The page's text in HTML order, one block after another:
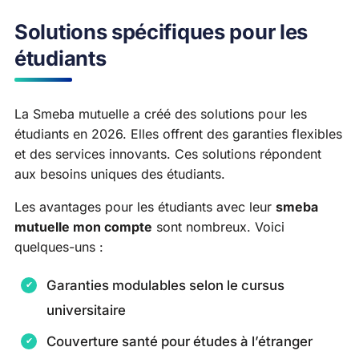
Solutions spécifiques pour les
étudiants
La Smeba mutuelle a créé des solutions pour les
étudiants en 2026. Elles offrent des garanties flexibles
et des services innovants. Ces solutions répondent
aux besoins uniques des étudiants.
Les avantages pour les étudiants avec leur smeba
mutuelle mon compte sont nombreux. Voici
quelques-uns :
Garanties modulables selon le cursus
universitaire
Couverture santé pour études à l’étranger